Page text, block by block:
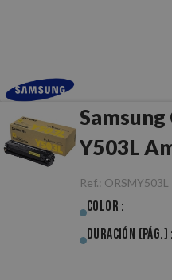
Samsung
Y503L
Original
Ref.: ORSMY503L
Color :
Duración (pág.) :